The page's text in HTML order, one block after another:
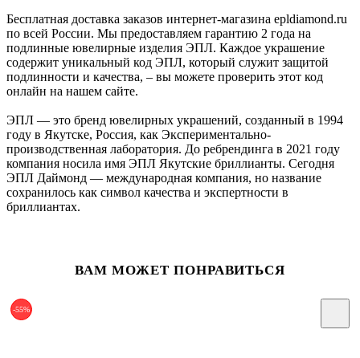
Бесплатная доставка заказов интернет-магазина epldiamond.ru
по всей России. Мы предоставляем гарантию 2 года на
подлинные ювелирные изделия ЭПЛ. Каждое украшение
содержит уникальный код ЭПЛ, который служит защитой
подлинности и качества, – вы можете проверить этот код
онлайн на нашем сайте.
ЭПЛ — это бренд ювелирных украшений, созданный в 1994
году в Якутске, Россия, как Экспериментально-
производственная лаборатория. До ребрендинга в 2021 году
компания носила имя ЭПЛ Якутские бриллианты. Сегодня
ЭПЛ Даймонд — международная компания, но название
сохранилось как символ качества и экспертности в
бриллиантах.
ВАМ МОЖЕТ ПОНРАВИТЬСЯ
-55%